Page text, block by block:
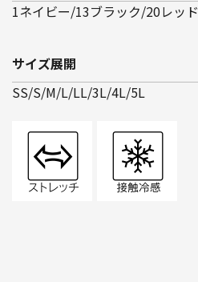
1ネイビー/13ブラック/20レッド
サイズ展開
SS/S/M/L/LL/3L/4L/5L